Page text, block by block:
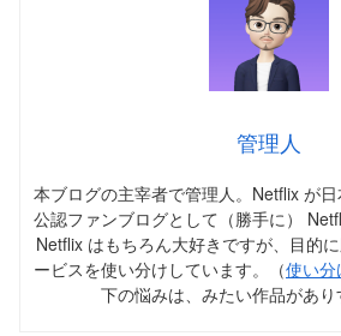
管理人
本ブログの主宰者で管理人。Netflix が
公認ファンブログとして（勝手に）
Netflix はもちろん大好きですが、目的
ービスを使い分けしています。（使い分
下の悩みは、みたい作品があり